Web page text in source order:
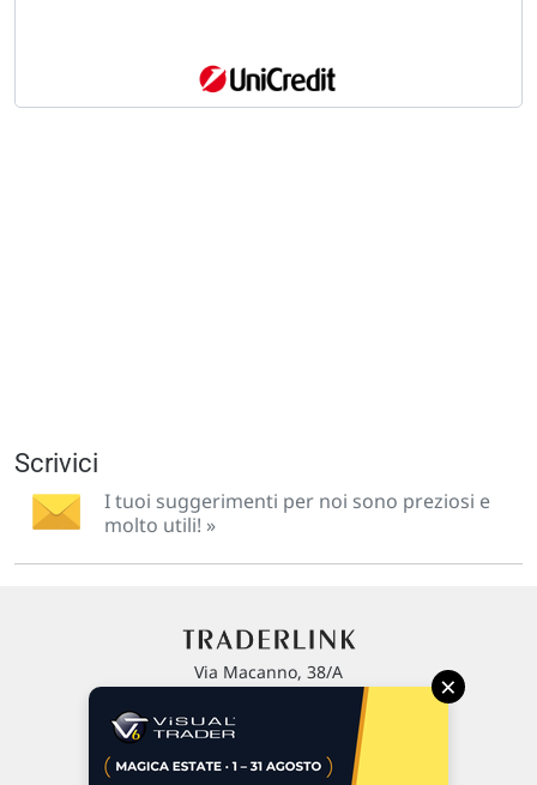
Scrivici
I tuoi suggerimenti per noi sono preziosi e
molto utili! »
Via Macanno, 38/A
P.IVA 02 452 460 401
×